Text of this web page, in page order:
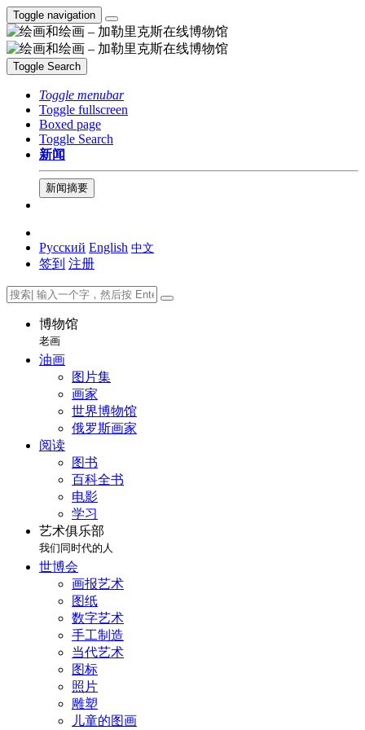
Toggle navigation
Toggle Search
Toggle menubar
Toggle fullscreen
Boxed page
Toggle Search
新闻
新闻摘要
Русский English 中文
签到 注册
博物馆
老画
油画
图片集
画家
世界博物馆
俄罗斯画家
阅读
图书
百科全书
电影
学习
艺术俱乐部
我们同时代的人
世博会
画报艺术
图纸
数字艺术
手工制造
当代艺术
图标
照片
雕塑
儿童的图画